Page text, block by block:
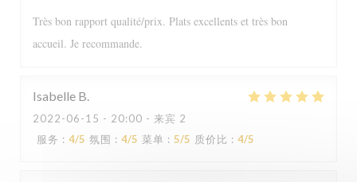
Très bon rapport qualité/prix. Plats excellents et très bon
accueil. Je recommande.
Isabelle B
2022-06-15 - 20:00 - 来宾 2
服务 : 4/5 氛围 : 4/5 菜单 : 5/5 质价比 : 4/5
Le Sale Gosse